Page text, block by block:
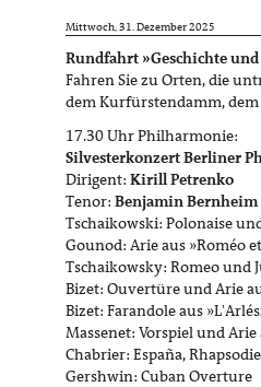
Mittwoch, 31. Dezember 2025
Rundfahrt »Geschichte
Fahren Sie zu Orten, die
dem Kurfürstendamm,
17.30 Uhr Philharmonie:
Silvesterkonzert Berliner
Dirigent: Kirill Petrenko
Tenor: Benjamin Bernheim
Tschaikowski: Polonaise
Gounod: Arie aus »Roméo
Tschaikowsky: Romeo und
Bizet: Ouvertüre und Arie
Bizet: Farandole aus
Massenet: Vorspiel und Arie
Chabrier: España,
Gershwin: Cuban Overture